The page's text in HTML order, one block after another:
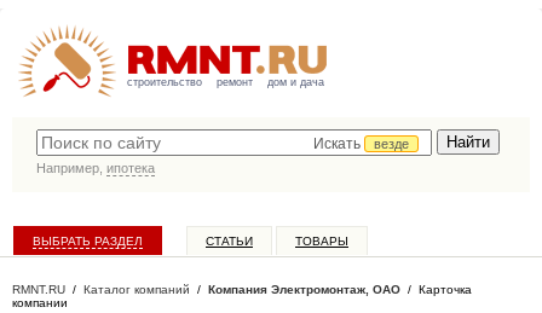
строительство ремонт дом и дача
Искать
везде
Например, ипотека
ВЫБРАТЬ РАЗДЕЛ СТАТЬИ ТОВАРЫ
RMNT.RU / Каталог компаний / Компания Электромонтаж, ОАО / Карточка
компании